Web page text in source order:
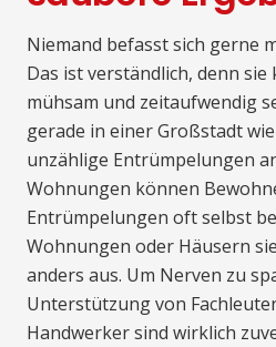
Niemand befasst sich gerne
Das ist verständlich, denn
mühsam und zeitaufwendig
gerade in einer Großstadt
unzählige Entrümpelungen
Wohnungen können
Entrümpelungen oft selbst
Wohnungen oder Häusern
anders aus. Um Nerven zu
Unterstützung von
Handwerker sind wirklich